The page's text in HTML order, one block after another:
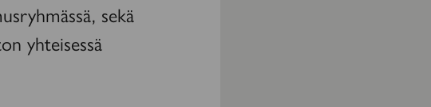
sekä
yhteisessä